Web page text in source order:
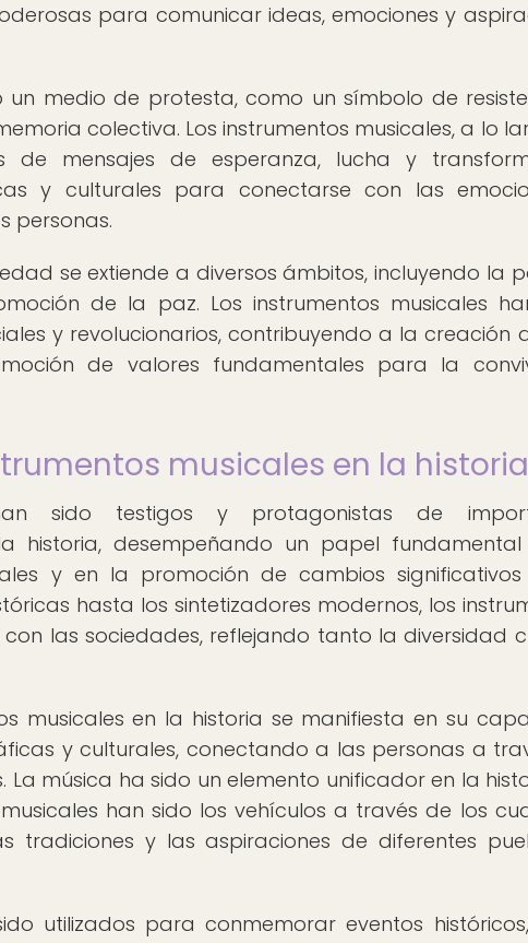
para comunicar ideas, emociones y
medio de protesta, como un símbolo de
colectiva. Los instrumentos musicales, a lo
mensajes de esperanza, lucha y
y culturales para conectarse con las
personas.
se extiende a diversos ámbitos, incluyendo la
de la paz. Los instrumentos musicales
y revolucionarios, contribuyendo a la creación
de valores fundamentales para la
musicales en la historia
sido testigos y protagonistas de
historia, desempeñando un papel
y en la promoción de cambios
hasta los sintetizadores modernos, los
las sociedades, reflejando tanto la diversidad
musicales en la historia se manifiesta en su
y culturales, conectando a las personas a
música ha sido un elemento unificador en la
han sido los vehículos a través de los
tradiciones y las aspiraciones de diferentes
utilizados para conmemorar eventos